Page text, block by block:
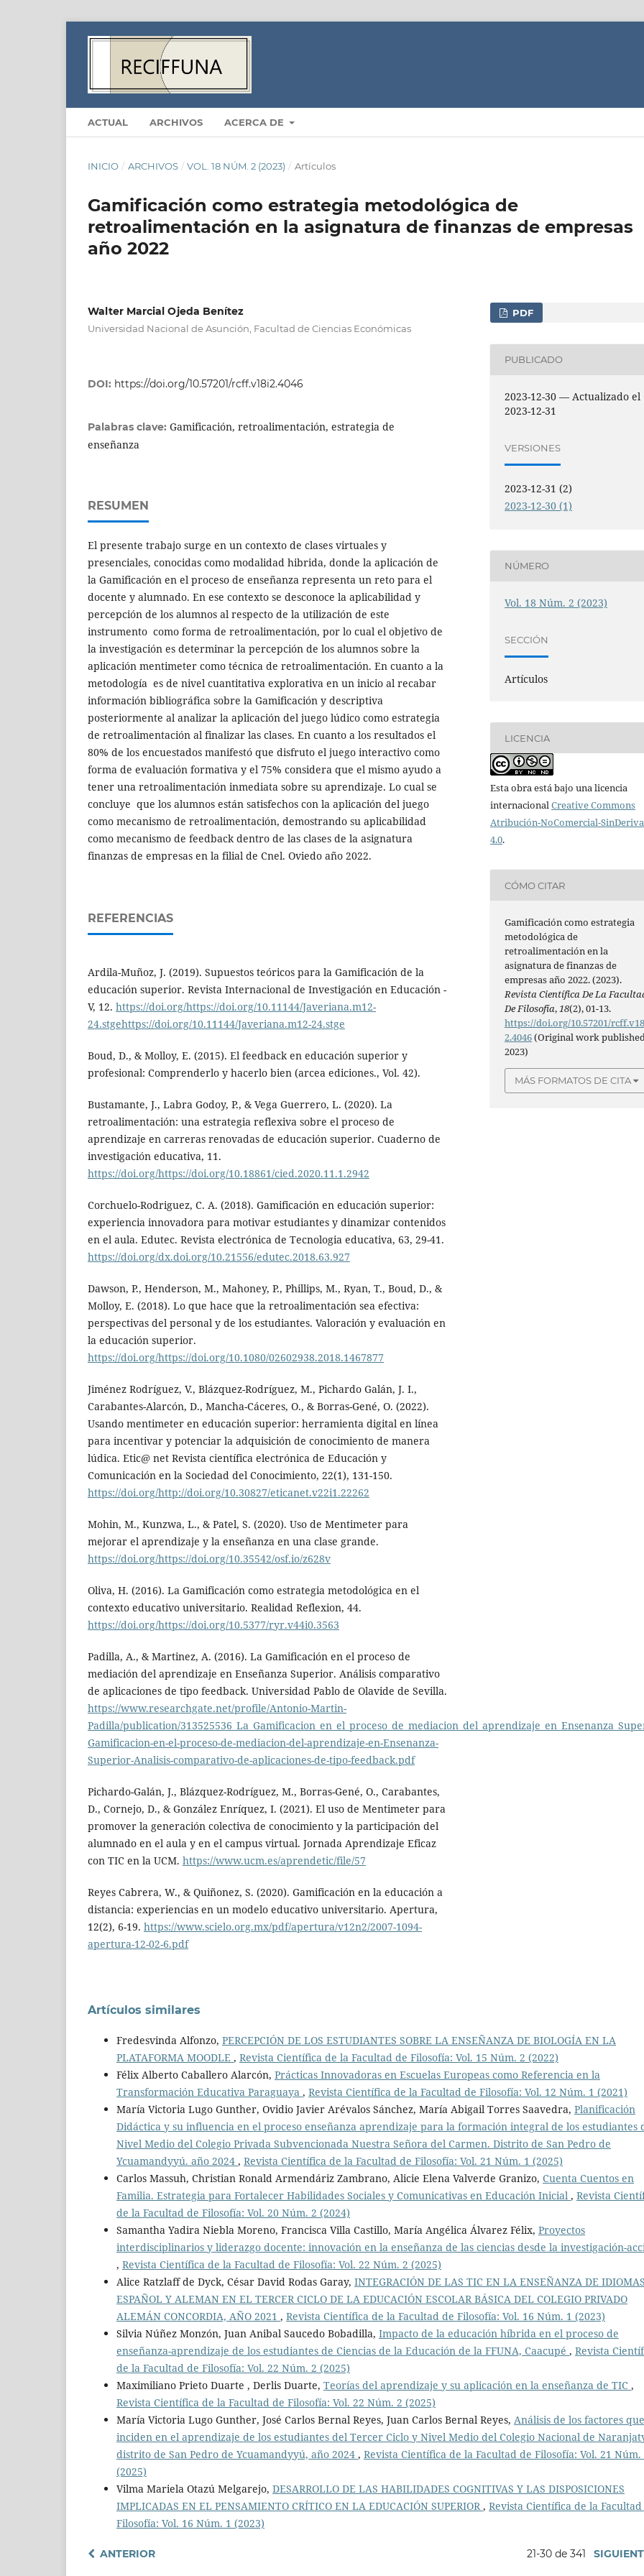
ACTUAL ARCHIVOS ACERCA DE
INICIO / ARCHIVOS / VOL. 18 NÚM. 2 (2023) / Artículos
Gamificación como estrategia metodológica de
retroalimentación en la asignatura de finanzas de empresas
año 2022
Walter Marcial Ojeda Benítez
Universidad Nacional de Asunción, Facultad de Ciencias Económicas
DOI: https://doi.org/10.57201/rcff.v18i2.4046
Palabras clave: Gamificación, retroalimentación, estrategia de
enseñanza
RESUMEN
El presente trabajo surge en un contexto de clases virtuales y
presenciales, conocidas como modalidad hibrida, donde la aplicación de
la Gamificación en el proceso de enseñanza representa un reto para el
docente y alumnado. En ese contexto se desconoce la aplicabilidad y
percepción de los alumnos al respecto de la utilización de este
instrumento como forma de retroalimentación, por lo cual el objetivo de
la investigación es determinar la percepción de los alumnos sobre la
aplicación mentimeter como técnica de retroalimentación. En cuanto a la
metodología es de nivel cuantitativa explorativa en un inicio al recabar
información bibliográfica sobre la Gamificación y descriptiva
posteriormente al analizar la aplicación del juego lúdico como estrategia
de retroalimentación al finalizar las clases. En cuanto a los resultados el
80% de los encuestados manifestó que disfruto el juego interactivo como
forma de evaluación formativa y el 75% considera que el mismo ayudo a
tener una retroalimentación inmediata sobre su aprendizaje. Lo cual se
concluye que los alumnos están satisfechos con la aplicación del juego
como mecanismo de retroalimentación, demostrando su aplicabilidad
como mecanismo de feedback dentro de las clases de la asignatura
finanzas de empresas en la filial de Cnel. Oviedo año 2022.
REFERENCIAS
Ardila-Muñoz, J. (2019). Supuestos teóricos para la Gamificación de la
educación superior. Revista Internacional de Investigación en Educación -
V, 12. https://doi.org/https://doi.org/10.11144/Javeriana.m12-
24.stgehttps://doi.org/10.11144/Javeriana.m12-24.stge
Boud, D., & Molloy, E. (2015). El feedback en educación superior y
profesional: Comprenderlo y hacerlo bien (arcea ediciones., Vol. 42).
Bustamante, J., Labra Godoy, P., & Vega Guerrero, L. (2020). La
retroalimentación: una estrategia reflexiva sobre el proceso de
aprendizaje en carreras renovadas de educación superior. Cuaderno de
investigación educativa, 11.
https://doi.org/https://doi.org/10.18861/cied.2020.11.1.2942
Corchuelo-Rodriguez, C. A. (2018). Gamificación en educación superior:
experiencia innovadora para motivar estudiantes y dinamizar contenidos
en el aula. Edutec. Revista electrónica de Tecnologia educativa, 63, 29-41.
https://doi.org/dx.doi.org/10.21556/edutec.2018.63.927
Dawson, P., Henderson, M., Mahoney, P., Phillips, M., Ryan, T., Boud, D., &
Molloy, E. (2018). Lo que hace que la retroalimentación sea efectiva:
perspectivas del personal y de los estudiantes. Valoración y evaluación en
la educación superior.
https://doi.org/https://doi.org/10.1080/02602938.2018.1467877
Jiménez Rodríguez, V., Blázquez-Rodríguez, M., Pichardo Galán, J. I.,
Carabantes-Alarcón, D., Mancha-Cáceres, O., & Borras-Gené, O. (2022).
Usando mentimeter en educación superior: herramienta digital en línea
para incentivar y potenciar la adquisición de conocimiento de manera
lúdica. Etic@ net Revista científica electrónica de Educación y
Comunicación en la Sociedad del Conocimiento, 22(1), 131-150.
https://doi.org/http://doi.org/10.30827/eticanet.v22i1.22262
Mohin, M., Kunzwa, L., & Patel, S. (2020). Uso de Mentimeter para
mejorar el aprendizaje y la enseñanza en una clase grande.
https://doi.org/https://doi.org/10.35542/osf.io/z628v
Oliva, H. (2016). La Gamificación como estrategia metodológica en el
contexto educativo universitario. Realidad Reflexion, 44.
https://doi.org/https://doi.org/10.5377/ryr.v44i0.3563
Padilla, A., & Martinez, A. (2016). La Gamificación en el proceso de
mediación del aprendizaje en Enseñanza Superior. Análisis comparativo
de aplicaciones de tipo feedback. Universidad Pablo de Olavide de Sevilla.
https://www.researchgate.net/profile/Antonio-Martin-
Padilla/publication/
Gamificacion-en-el-proceso-de-mediacion-del-aprendizaje-en-Ensenanza-
Superior-Analisis-comparativo-de-aplicaciones-de-tipo-feedback.pdf
Pichardo-Galán, J., Blázquez-Rodríguez, M., Borras-Gené, O., Carabantes,
D., Cornejo, D., & González Enríquez, I. (2021). El uso de Mentimeter para
promover la generación colectiva de conocimiento y la participación del
alumnado en el aula y en el campus virtual. Jornada Aprendizaje Eficaz
con TIC en la UCM. https://www.ucm.es/aprendetic/file/57
Reyes Cabrera, W., & Quiñonez, S. (2020). Gamificación en la educación a
distancia: experiencias en un modelo educativo universitario. Apertura,
12(2), 6-19. https://www.scielo.org.mx/pdf/apertura/v12n2/2007-1094-
apertura-12-02-6.pdf
PDF
PUBLICADO
2023-12-30 — Actualizado el
2023-12-31
VERSIONES
2023-12-31 (2)
2023-12-30 (1)
NÚMERO
Vol. 18 Núm. 2 (2023)
SECCIÓN
Artículos
LICENCIA
Esta obra está bajo una licencia
internacionalCreative Commons
Atribución-NoComercial-
4.0.
CÓMO CITAR
Gamificación como estrategia
metodológica de
retroalimentación en la
asignatura de finanzas de
empresas año 2022. (2023).
Revista Científica De La
De Filosofía,18(2), 01-13.
https://doi.org/10.57201/
2.4046(Original work
2023)
MÁS FORMATOS DE CITA
Artículos similares
Fredesvinda Alfonzo, PERCEPCIÓN DE LOS ESTUDIANTES SOBRE LA ENSEÑANZA DE BIOLOGÍA EN LA
PLATAFORMA MOODLE , Revista Científica de la Facultad de Filosofía: Vol. 15 Núm. 2 (2022)
Félix Alberto Caballero Alarcón, Prácticas Innovadoras en Escuelas Europeas como Referencia en la
Transformación Educativa Paraguaya , Revista Científica de la Facultad de Filosofía: Vol. 12 Núm. 1 (2021)
María Victoria Lugo Gunther, Ovidio Javier Arévalos Sánchez, María Abigail Torres Saavedra, Planificación
Didáctica y su influencia en el proceso enseñanza aprendizaje para la formación integral de los estudiantes
Nivel Medio del Colegio Privada Subvencionada Nuestra Señora del Carmen. Distrito de San Pedro de
Ycuamandyyú. año 2024 , Revista Científica de la Facultad de Filosofía: Vol. 21 Núm. 1 (2025)
Carlos Massuh, Christian Ronald Armendáriz Zambrano, Alicie Elena Valverde Granizo, Cuenta Cuentos en
Familia. Estrategia para Fortalecer Habilidades Sociales y Comunicativas en Educación Inicial , Revista
de la Facultad de Filosofía: Vol. 20 Núm. 2 (2024)
Samantha Yadira Niebla Moreno, Francisca Villa Castillo, María Angélica Álvarez Félix, Proyectos
interdisciplinarios y liderazgo docente: innovación en la enseñanza de las ciencias desde la investigación-
, Revista Científica de la Facultad de Filosofía: Vol. 22 Núm. 2 (2025)
Alice Ratzlaff de Dyck, César David Rodas Garay, INTEGRACIÓN DE LAS TIC EN LA ENSEÑANZA DE
ESPAÑOL Y ALEMAN EN EL TERCER CICLO DE LA EDUCACIÓN ESCOLAR BÁSICA DEL COLEGIO PRIVADO
ALEMÁN CONCORDIA, AÑO 2021 , Revista Científica de la Facultad de Filosofía: Vol. 16 Núm. 1 (2023)
Silvia Núñez Monzón, Juan Anibal Saucedo Bobadilla, Impacto de la educación híbrida en el proceso de
enseñanza-aprendizaje de los estudiantes de Ciencias de la Educación de la FFUNA, Caacupé , Revista
de la Facultad de Filosofía: Vol. 22 Núm. 2 (2025)
Maximiliano Prieto Duarte , Derlis Duarte, Teorías del aprendizaje y su aplicación en la enseñanza de TIC ,
Revista Científica de la Facultad de Filosofía: Vol. 22 Núm. 2 (2025)
María Victoria Lugo Gunther, José Carlos Bernal Reyes, Juan Carlos Bernal Reyes, Análisis de los factores que
inciden en el aprendizaje de los estudiantes del Tercer Ciclo y Nivel Medio del Colegio Nacional de
distrito de San Pedro de Ycuamandyyú, año 2024 , Revista Científica de la Facultad de Filosofía: Vol. 21 Núm.
(2025)
Vilma Mariela Otazú Melgarejo, DESARROLLO DE LAS HABILIDADES COGNITIVAS Y LAS DISPOSICIONES
IMPLICADAS EN EL PENSAMIENTO CRÍTICO EN LA EDUCACIÓN SUPERIOR, Revista Científica de la
Filosofía: Vol. 16 Núm. 1 (2023)
ANTERIOR 21-30 de 341